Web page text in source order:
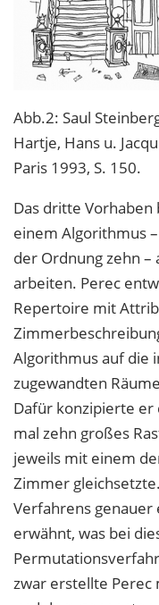
Abb.2: Saul
Hartje, Hans u.
Paris 1993, S. 150.
Das dritte
einem Algorithmus
der Ordnung zehn –
arbeiten. Perec
Repertoire mit
Algorithmus auf die
zugewandten
Dafür konzipierte er
mal zehn großes
jeweils mit einem
Zimmer
Verfahrens genauer
erwähnt, was bei
zwar erstellte